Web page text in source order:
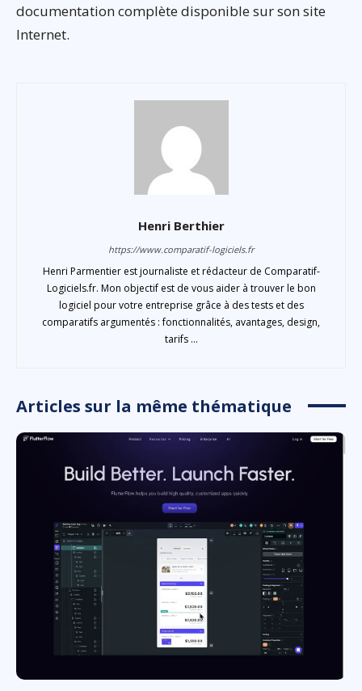
documentation complète disponible sur son site
Internet.
Henri Berthier
https://www.comparatif-logiciels.fr
Henri Parmentier est journaliste et rédacteur de Comparatif-
Logiciels.fr. Mon objectif est de vous aider à trouver le bon
logiciel pour votre entreprise grâce à des tests et des
comparatifs argumentés : fonctionnalités, avantages, design,
tarifs ...
Articles sur la même thématique